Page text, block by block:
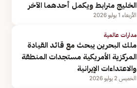
الخليج مترابط ويكمل أحدهما الآخر
الأربعاء 1 يوليو 2026
مدارات عالمية
ملك البحرين يبحث مع قائد القيادة
المركزية الأمريكية مستجدات المنطقة
والاعتداءات الإيرانية
الخميس 2 يوليو 2026